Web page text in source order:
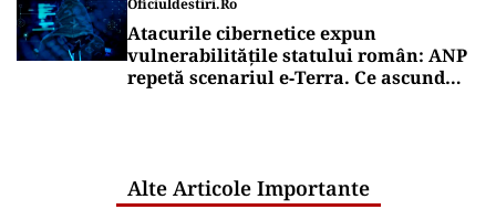
din apă lângă o plajă din Mamaia